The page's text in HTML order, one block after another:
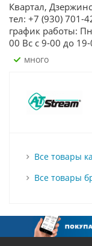
Квартал,
тел: +7 (930) 701-
график работы:
00 Вс с 9-00 до
Много
Все товары
Все товары